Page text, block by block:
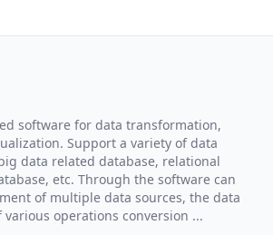
software for data transformation,
Support a variety of data
data related database, relational
etc. Through the software can
of multiple data sources, the data
operations conversion ...